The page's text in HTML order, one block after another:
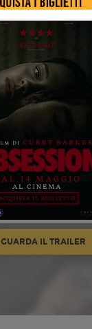
GUARDA IL TRAILER